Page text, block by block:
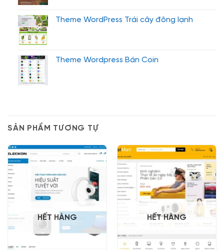
Theme WordPress Trái cây đông lạnh
Theme Wordpress Bán Coin
SẢN PHẨM TƯƠNG TỰ
HẾT HÀNG HẾT HÀNG